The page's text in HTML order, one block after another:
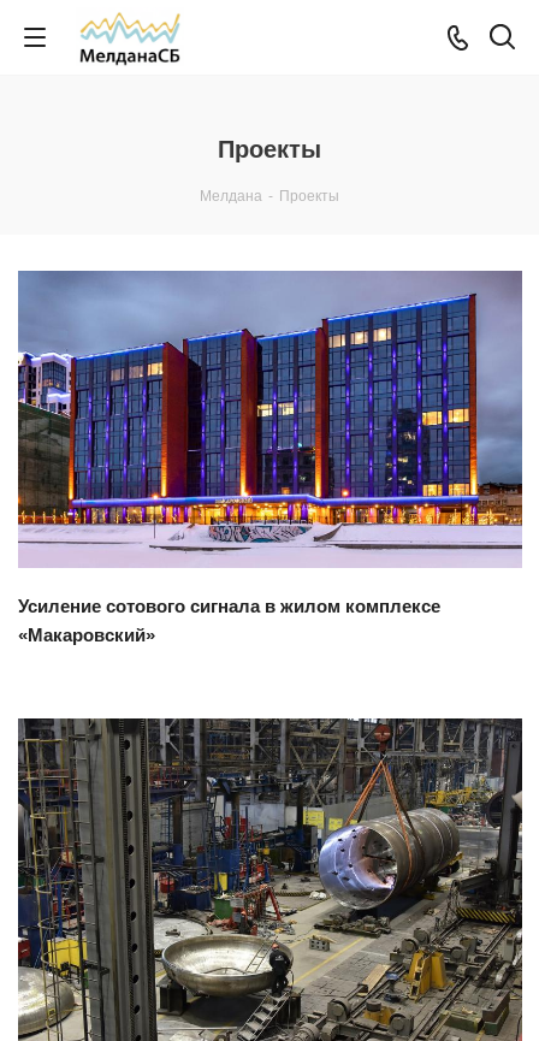
Проекты
Мелдана - Проекты
Смотреть проект
Усиление сотового сигнала в жилом комплексе
«Макаровский»
Смотреть проект